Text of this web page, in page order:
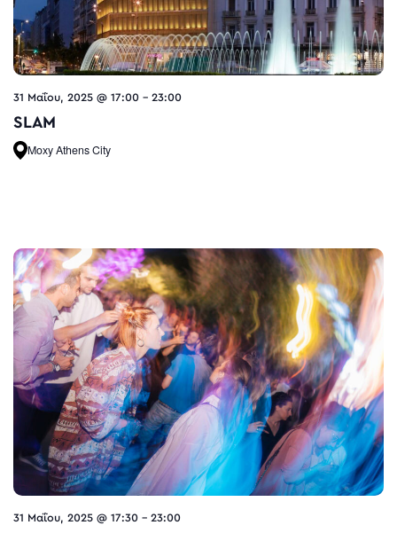
31 Μαΐου, 2025 @ 17:00 - 23:00
SLAM
Moxy Athens City
31 Μαΐου, 2025 @ 17:30 - 23:00